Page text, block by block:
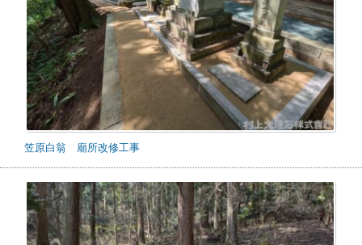
笠原白翁 廟所改修工事